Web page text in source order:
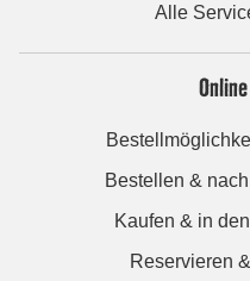
Alle
Bestellen &
Kaufen & in
Reservieren